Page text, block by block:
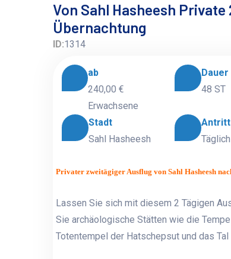
Von Sahl Hasheesh
Übernachtung
ID:1314
ab
240,00 €
Erwachsene
Dauer
48 ST
Stadt
Sahl Hasheesh
Antritt
Täglich
Privater zweitägiger Ausflug von Sahl Hasheesh
Lassen Sie sich mit diesem 2 Tägigen
Sie archäologische Stätten wie die
Totentempel der Hatschepsut und das